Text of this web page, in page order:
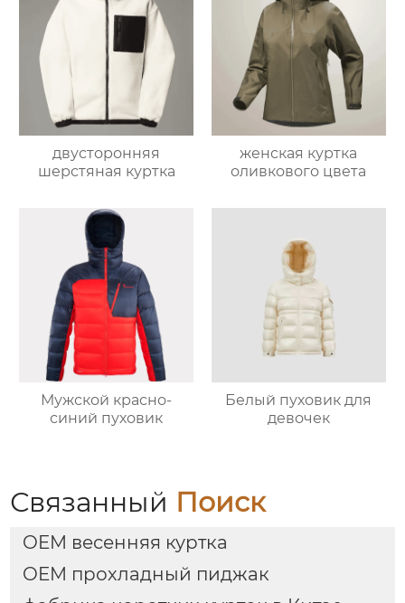
двусторонняя
шерстяная куртка
женская куртка
оливкового цвета
Мужской красно-
синий пуховик
Белый пуховик для
девочек
Связанный Поиск
OEM весенняя куртка
OEM прохладный пиджак